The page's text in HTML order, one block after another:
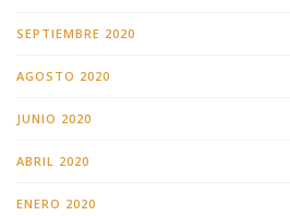
SEPTIEMBRE 2020
AGOSTO 2020
JUNIO 2020
ABRIL 2020
ENERO 2020